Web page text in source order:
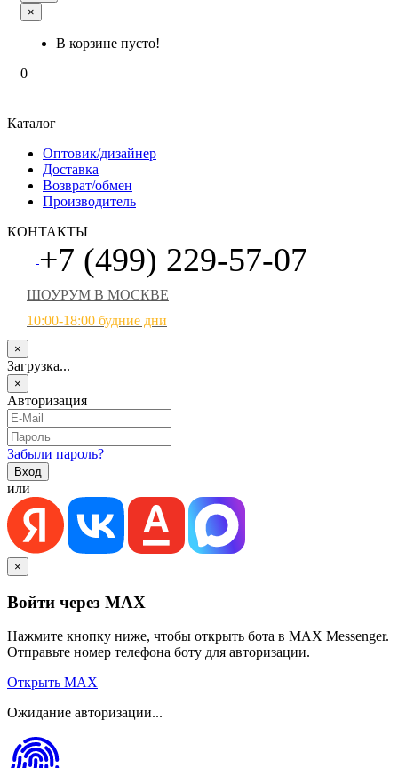
×
В корзине пусто!
0
Каталог
Оптовик/дизайнер
Доставка
Возврат/обмен
Производитель
КОНТАКТЫ
+7 (499) 229-57-07
ШОУРУМ В МОСКВЕ
10:00-18:00 будние дни
×
Загрузка...
×
Авторизация
Забыли пароль?
или
×
Войти через MAX
Нажмите кнопку ниже, чтобы открыть бота в MAX Messenger.
Отправьте номер телефона боту для авторизации.
Открыть MAX
Ожидание авторизации...